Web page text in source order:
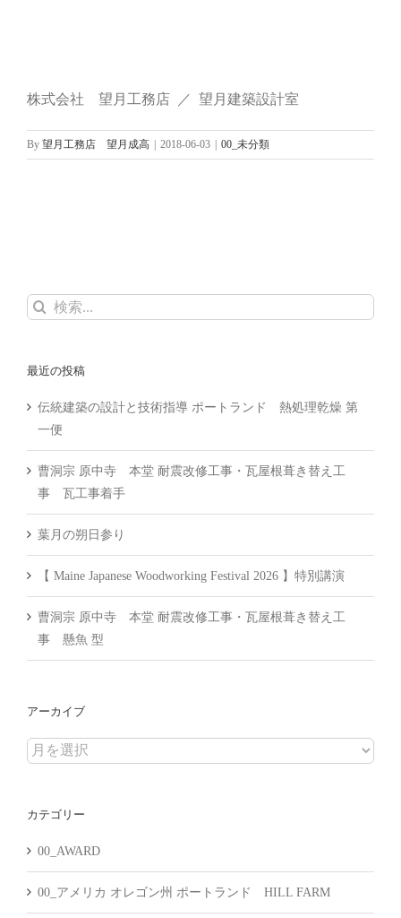
株式会社 望月工務店 ／ 望月建築設計室
By 望月工務店 望月成高 2018-06-03 00_未分類
検
最近の投稿
伝統建築の設計と技術指導 ポートランド 熱処理乾燥 第
一便
曹洞宗 原中寺 本堂 耐震改修工事・瓦屋根葺き替え工
事 瓦工事着手
葉月の朔日参り
【 Maine Japanese Woodworking Festival 2026 】特別講演
曹洞宗 原中寺 本堂 耐震改修工事・瓦屋根葺き替え工
事 懸魚 型
アーカイブ
ア
イ
カテゴリー
00_AWARD
00_アメリカ オレゴン州 ポートランド HILL FARM